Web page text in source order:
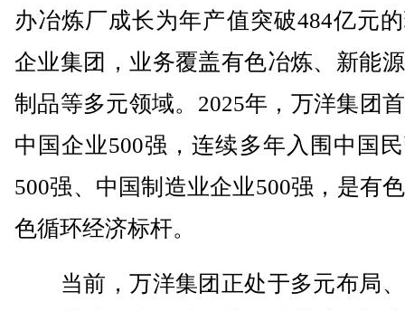
办冶炼厂成长为年产值突破484亿元
企业集团，业务覆盖有色冶炼、新能
制品等多元领域。2025年，万洋集团
中国企业500强，连续多年入围中国
500强、中国制造业企业500强，是有
色循环经济标杆。
当前，万洋集团正处于多元布局